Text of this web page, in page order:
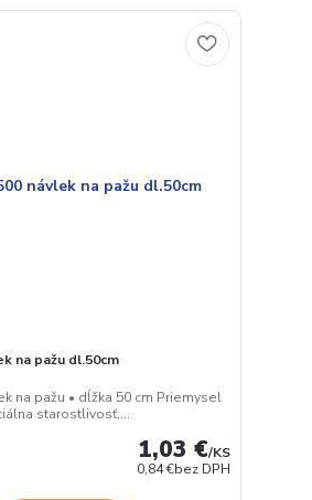
na pažu dl.50cm
na pažu • dĺžka 50 cm Priemysel
starostlivosť,...
1,03 €/KS
0,84 €bez DPH